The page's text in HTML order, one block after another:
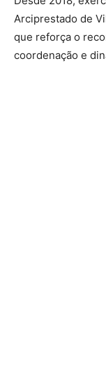
Arciprestado de
que reforça o
coordenação e